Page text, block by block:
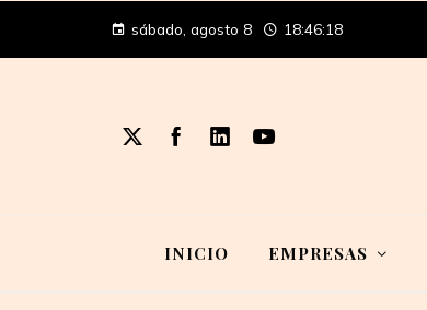
sábado, agosto 8 18:46:18
INICIO EMPRESAS